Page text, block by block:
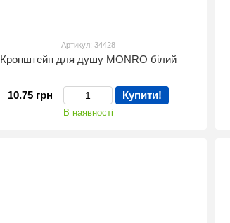
Артикул: 34428
Кронштейн для душу MONRO білий
10.75 грн Купити!
В наявності